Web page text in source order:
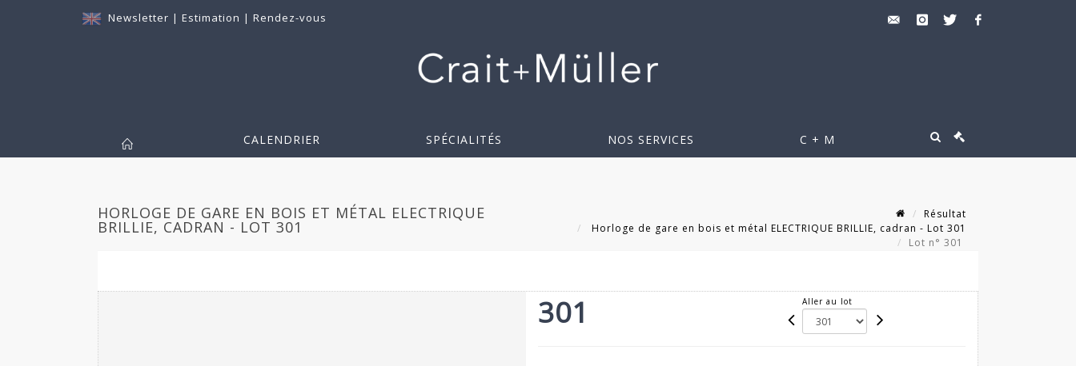
Newsletter | Estimation | Rendez-vous
CALENDRIER SPÉCIALITÉS NOS SERVICES C + M
HORLOGE DE GARE EN BOIS ET MÉTAL ELECTRIQUE
BRILLIE, CADRAN - LOT 301
Résultat
Horloge de gare en bois et métal ELECTRIQUE BRILLIE, cadran - Lot 301
Lot n° 301
301 Aller au lot